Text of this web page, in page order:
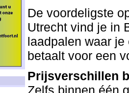
De voordeligste
Utrecht vind je in
laadpalen waar
betaalt voor een
Prijsverschillen
Zelfs binnen één